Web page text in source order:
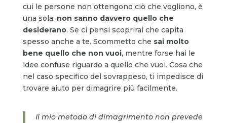
cui le persone non ottengono ciò che vogliono, è
una sola: non sanno davvero quello che
desiderano. Se ci pensi scoprirai che capita
spesso anche a te. Scommetto che sai molto
bene quello che non vuoi, mentre forse hai le
idee confuse riguardo a quello che vuoi. Cosa che
nel caso specifico del sovrappeso, ti impedisce di
trovare aiuto per dimagrire più facilmente.
Il mio metodo di dimagrimento non prevede